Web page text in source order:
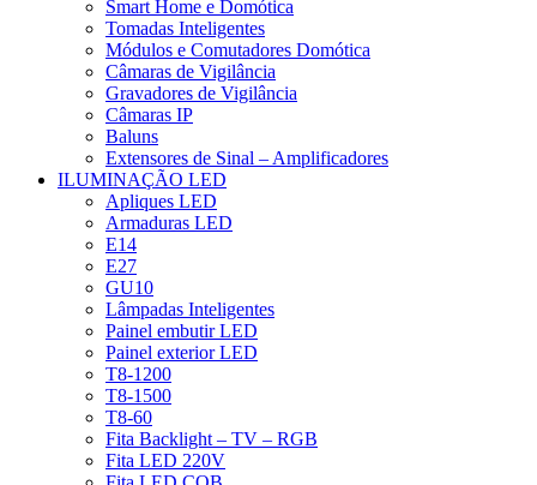
Smart Home e Domótica
Tomadas Inteligentes
Módulos e Comutadores Domótica
Câmaras de Vigilância
Gravadores de Vigilância
Câmaras IP
Baluns
Extensores de Sinal – Amplificadores
ILUMINAÇÃO LED
Apliques LED
Armaduras LED
E14
E27
GU10
Lâmpadas Inteligentes
Painel embutir LED
Painel exterior LED
T8-1200
T8-1500
T8-60
Fita Backlight – TV – RGB
Fita LED 220V